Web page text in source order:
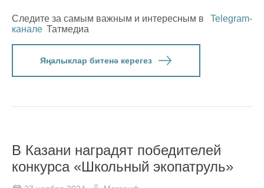
Следите за самым важным и интересным в
Telegram-
канале Татмедиа
Яңалыклар битенә керегез
В Казани наградят победителей
конкурса «Школьный экопатруль»